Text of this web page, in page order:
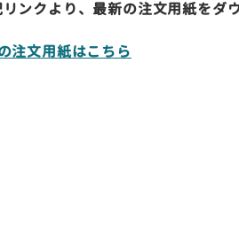
リンクより、最新の注文用紙をダ
注文用紙はこちら